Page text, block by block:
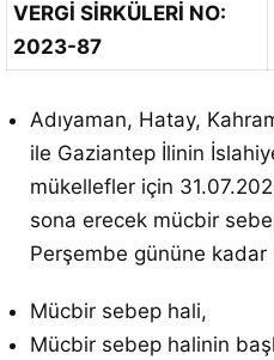
VERGİ SİRKÜLERİ NO:
2023-87
Adıyaman, Hatay,
ile Gaziantep İlinin
mükellefler için
sona erecek mücbir
Perşembe gününe kadar
Mücbir sebep hali,
Mücbir sebep halinin